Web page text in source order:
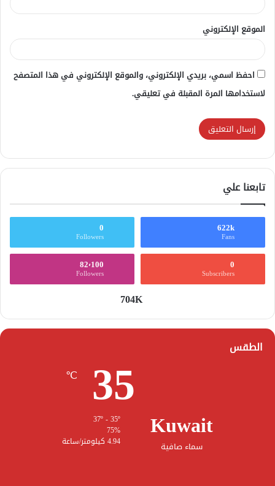
الموقع الإلكتروني
احفظ اسمي، بريدي الإلكتروني، والموقع الإلكتروني في هذا المتصفح
لاستخدامها المرة المقبلة في تعليقي.
تابعنا علي
622k
Fans
0
Followers
0
Subscribers
82٬100
Followers
704K
الطقس
Kuwait
سماء صافية
35
℃
75%
4.94 كيلومتر/ساعة